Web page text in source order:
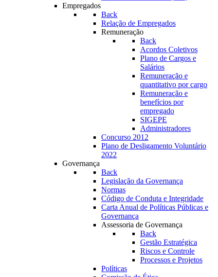
Empregados
Back
Relação de Empregados
Remuneração
Back
Acordos Coletivos
Plano de Cargos e
Salários
Remuneração e
quantitativo por cargo
Remuneração e
benefícios por
empregado
SIGEPE
Administradores
Concurso 2012
Plano de Desligamento Voluntário
2022
Governança
Back
Legislação da Governança
Normas
Código de Conduta e Integridade
Carta Anual de Políticas Públicas e
Governança
Assessoria de Governança
Back
Gestão Estratégica
Riscos e Controle
Processos e Projetos
Políticas